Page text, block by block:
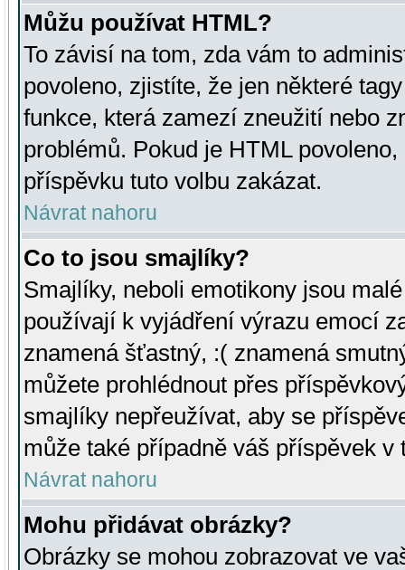
Můžu používat HTML?
To závisí na tom, zda vám to
povoleno, zjistíte, že jen některé
funkce, která zamezí zneužití nebo
problémů. Pokud je HTML
příspěvku tuto volbu zakázat.
Návrat nahoru
Co to jsou smajlíky?
Smajlíky, neboli emotikony jsou
používají k vyjádření výrazu emocí
znamená šťastný, :( znamená
můžete prohlédnout přes
smajlíky nepřeužívat, aby se
může také případně váš příspěvek v
Návrat nahoru
Mohu přidávat obrázky?
Obrázky se mohou zobrazovat ve